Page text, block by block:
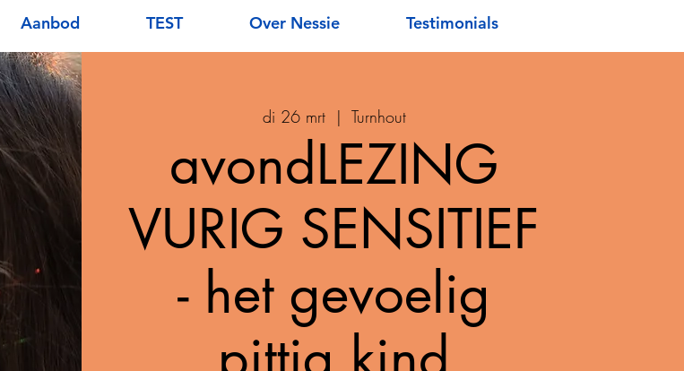
Aanbod TEST Over Nessie Testimonials
di 26 mrt
  |
Turnhout
avondLEZING
VURIG SENSITIEF
- het gevoelig